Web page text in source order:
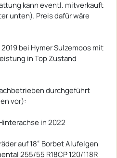
kann eventl. mitverkauft
unten). Preis dafür wäre
bei Hymer Sulzemoos mit
in Top Zustand
durchgeführt
vor):
in 2022
auf 18“ Borbet Alufelgen
255/55 R18CP 120/118R